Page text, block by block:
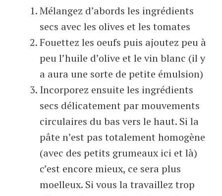
Mélangez d’abords les ingrédients
secs avec les olives et les tomates
Fouettez les oeufs puis ajoutez peu à
peu l’huile d’olive et le vin blanc (il y
a aura une sorte de petite émulsion)
Incorporez ensuite les ingrédients
secs délicatement par mouvements
circulaires du bas vers le haut. Si la
pâte n’est pas totalement homogène
(avec des petits grumeaux ici et là)
c’est encore mieux, ce sera plus
moelleux. Si vous la travaillez trop